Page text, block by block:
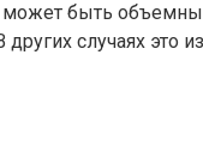
может быть
случаях это